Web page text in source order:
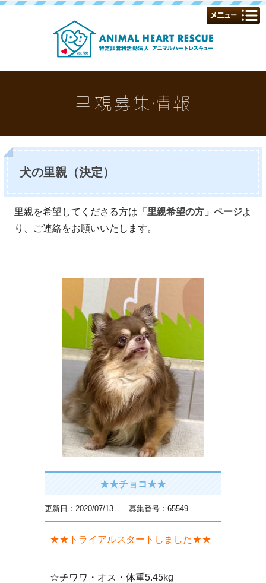
里親募集情報
犬の里親（決定）
里親を希望してくださる方は 「里親希望の方」ページよ
り、ご連絡をお願いいたします。
★★チョコ★★
更新日：2020/07/13 募集番号：65549
★★トライアルスタートしました★★
☆チワワ・オス・体重5.45kg